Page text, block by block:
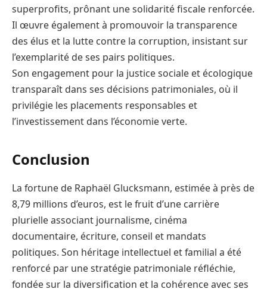
superprofits, prônant une solidarité fiscale renforcée.
Il œuvre également à promouvoir la transparence
des élus et la lutte contre la corruption, insistant sur
l’exemplarité de ses pairs politiques.
Son engagement pour la justice sociale et écologique
transparaît dans ses décisions patrimoniales, où il
privilégie les placements responsables et
l’investissement dans l’économie verte.
Conclusion
La fortune de Raphaël Glucksmann, estimée à près de
8,79 millions d’euros, est le fruit d’une carrière
plurielle associant journalisme, cinéma
documentaire, écriture, conseil et mandats
politiques. Son héritage intellectuel et familial a été
renforcé par une stratégie patrimoniale réfléchie,
fondée sur la diversification et la cohérence avec ses